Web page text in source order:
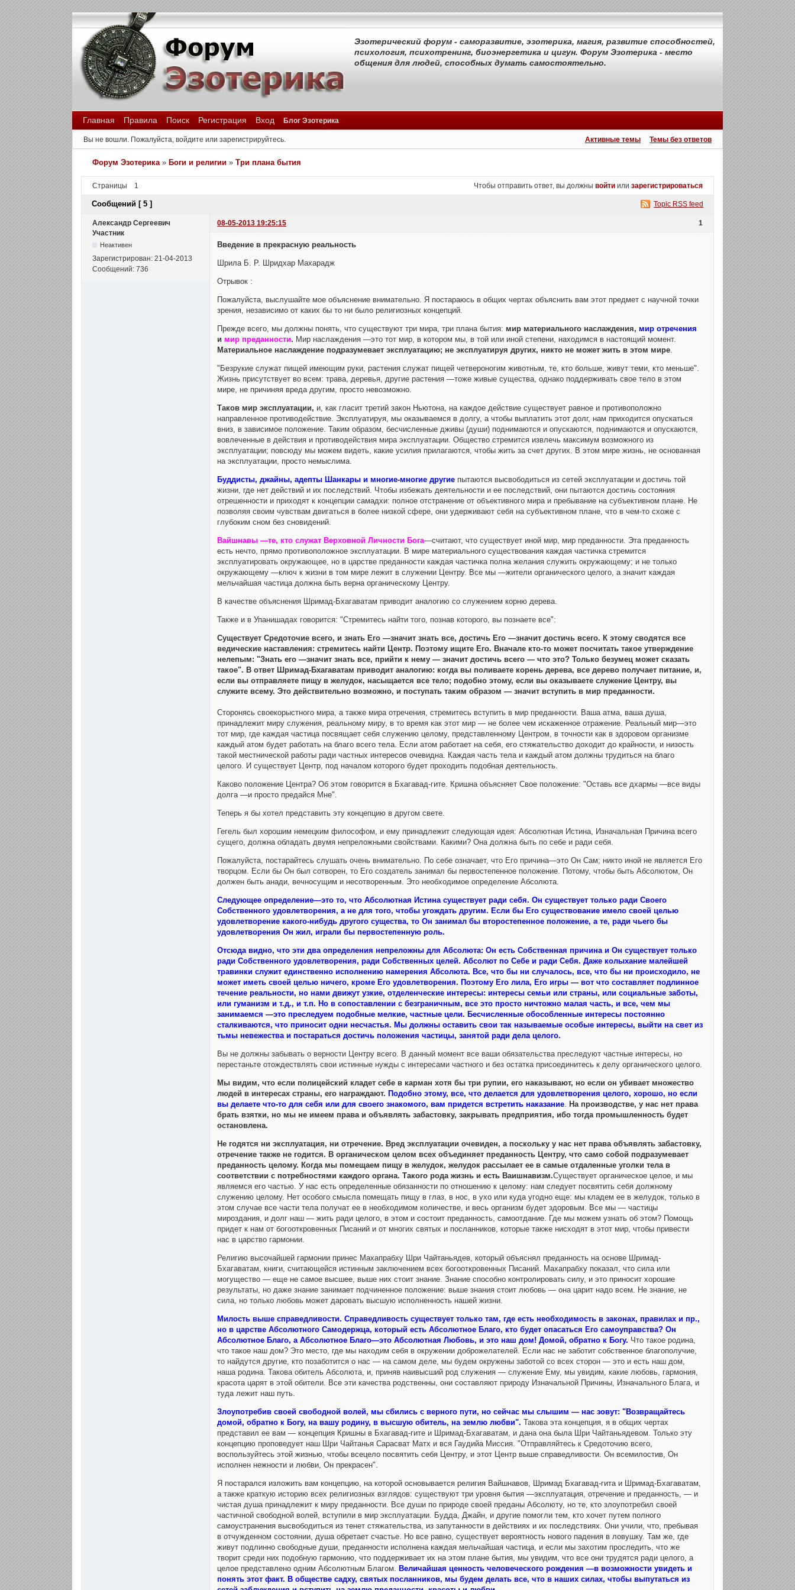
Эзотерический форум - саморазвитие, эзотерика, магия, развитие способностей,
психология, психотренинг, биоэнергетика и цигун. Форум Эзотерика - место
общения для людей, способных думать самостоятельно.
Главная Правила Поиск Регистрация Вход Блог Эзотерика
Вы не вошли. Пожалуйста, войдите или зарегистрируйтесь. Активные темы Темы без ответов
Форум Эзотерика » Боги и религии »Три плана бытия
Страницы 1 Чтобы отправить ответ, вы должны войти или зарегистрироваться
Topic RSS feed
Сообщений [ 5 ]
1
Александр Сергеевич
08-05-2013 19:25:15
Участник
Неактивен
Зарегистрирован: 21-04-2013
Сообщений: 736
Введение в прекрасную реальность
Шрила Б. Р. Шридхар Махарадж
Отрывок :
Пожалуйста, выслушайте мое объяснение внимательно. Я постараюсь в общих чертах объяснить вам этот предмет с научной точки
зрения, независимо от каких бы то ни было религиозных концепций.
Прежде всего, мы должны понять, что существуют три мира, три плана бытия: мир материального наслаждения, мир отречения
и мир преданности. Мир наслаждения —это тот мир, в котором мы, в той или иной степени, находимся в настоящий момент.
Материальное наслаждение подразумевает эксплуатацию; не эксплуатируя других, никто не может жить в этом мире.
"Безрукие служат пищей имеющим руки, растения служат пищей четвероногим животным, те, кто больше, живут теми, кто меньше".
Жизнь присутствует во всем: трава, деревья, другие растения —тоже живые существа, однако поддерживать свое тело в этом
мире, не причиняя вреда другим, просто невозможно.
Таков мир эксплуатации, и, как гласит третий закон Ньютона, на каждое действие существует равное и противоположно
направленное противодействие. Эксплуатируя, мы оказываемся в долгу, а чтобы выплатить этот долг, нам приходится опускаться
вниз, в зависимое положение. Таким образом, бесчисленные дживы (души) поднимаются и опускаются, поднимаются и опускаются,
вовлеченные в действия и противодействия мира эксплуатации. Общество стремится извлечь максимум возможного из
эксплуатации; повсюду мы можем видеть, какие усилия прилагаются, чтобы жить за счет других. В этом мире жизнь, не основанная
на эксплуатации, просто немыслима.
Буддисты, джайны, адепты Шанкары и многие-многие другие пытаются высвободиться из сетей эксплуатации и достичь той
жизни, где нет действий и их последствий. Чтобы избежать деятельности и ее последствий, они пытаются достичь состояния
отрешенности и приходят к концепции самадхи: полное отстранение от объективного мира и пребывание на субъективном плане. Не
позволяя своим чувствам двигаться в более низкой сфере, они удерживают себя на субъективном плане, что в чем-то схоже с
глубоким сном без сновидений.
Вайшнавы —те, кто служат Верховной Личности Бога—считают, что существует иной мир, мир преданности. Эта преданность
есть нечто, прямо противоположное эксплуатации. В мире материального существования каждая частичка стремится
эксплуатировать окружающее, но в царстве преданности каждая частичка полна желания служить окружающему; и не только
окружающему —ключ к жизни в том мире лежит в служении Центру. Все мы —жители органического целого, а значит каждая
мельчайшая частица должна быть верна органическому Центру.
В качестве объяснения Шримад-Бхагаватам приводит аналогию со служением корню дерева.
Также и в Упанишадах говорится: "Стремитесь найти того, познав которого, вы познаете все":
Существует Средоточие всего, и знать Его —значит знать все, достичь Его —значит достичь всего. К этому сводятся все
ведические наставления: стремитесь найти Центр. Поэтому ищите Его. Вначале кто-то может посчитать такое утверждение
нелепым: "Знать его —значит знать все, прийти к нему — значит достичь всего — что это? Только безумец может сказать
такое". В ответ Шримад-Бхагаватам приводит аналогию: когда вы поливаете корень дерева, все дерево получает питание, и,
если вы отправляете пищу в желудок, насыщается все тело; подобно этому, если вы оказываете служение Центру, вы
служите всему. Это действительно возможно, и поступать таким образом — значит вступить в мир преданности.
Сторонясь своекорыстного мира, а также мира отречения, стремитесь вступить в мир преданности. Ваша атма, ваша душа,
принадлежит миру служения, реальному миру, в то время как этот мир — не более чем искаженное отражение. Реальный мир—это
тот мир, где каждая частица посвящает себя служению целому, представленному Центром, в точности как в здоровом организме
каждый атом будет работать на благо всего тела. Если атом работает на себя, его стяжательство доходит до крайности, и низость
такой местнической работы ради частных интересов очевидна. Каждая часть тела и каждый атом должны трудиться на благо
целого. И существует Центр, под началом которого будет проходить подобная деятельность.
Каково положение Центра? Об этом говорится в Бхагавад-гите. Кришна объясняет Свое положение: "Оставь все дхармы —все виды
долга —и просто предайся Мне".
Теперь я бы хотел представить эту концепцию в другом свете.
Гегель был хорошим немецким философом, и ему принадлежит следующая идея: Абсолютная Истина, Изначальная Причина всего
сущего, должна обладать двумя непреложными свойствами. Какими? Она должна быть по себе и ради себя.
Пожалуйста, постарайтесь слушать очень внимательно. По себе означает, что Его причина—это Он Сам; никто иной не является Его
творцом. Если бы Он был сотворен, то Его создатель занимал бы первостепенное положение. Потому, чтобы быть Абсолютом, Он
должен быть анади, вечносущим и несотворенным. Это необходимое определение Абсолюта.
Следующее определение—это то, что Абсолютная Истина существует ради себя. Он существует только ради Своего
Собственного удовлетворения, а не для того, чтобы угождать другим. Если бы Его существование имело своей целью
удовлетворение какого-нибудь другого существа, то Он занимал бы второстепенное положение, а те, ради чьего бы
удовлетворения Он жил, играли бы первостепенную роль.
Отсюда видно, что эти два определения непреложны для Абсолюта: Он есть Собственная причина и Он существует только
ради Собственного удовлетворения, ради Собственных целей. Абсолют по Себе и ради Себя. Даже колыхание малейшей
травинки служит единственно исполнению намерения Абсолюта. Все, что бы ни случалось, все, что бы ни происходило, не
может иметь своей целью ничего, кроме Его удовлетворения. Поэтому Его лила, Его игры — вот что составляет подлинное
течение реальности, но нами движут узкие, отделенческие интересы: интересы семьи или страны, или социальные заботы,
или гуманизм и т.д., и т.п. Но в сопоставлении с безграничным, все это просто ничтожно малая часть, и все, чем мы
занимаемся —это преследуем подобные мелкие, частные цели. Бесчисленные обособленные интересы постоянно
сталкиваются, что приносит одни несчастья. Мы должны оставить свои так называемые особые интересы, выйти на свет из
тьмы невежества и постараться достичь положения частицы, занятой ради дела целого.
Вы не должны забывать о верности Центру всего. В данный момент все ваши обязательства преследуют частные интересы, но
перестаньте отождествлять свои истинные нужды с интересами частного и без остатка присоединитесь к делу органического целого.
Мы видим, что если полицейский кладет себе в карман хотя бы три рупии, его наказывают, но если он убивает множество
людей в интересах страны, его награждают. Подобно этому, все, что делается для удовлетворения целого, хорошо, но если
вы делаете что-то для себя или для своего знакомого, вам придется встретить наказание. На производстве, у нас нет права
брать взятки, но мы не имеем права и объявлять забастовку, закрывать предприятия, ибо тогда промышленность будет
остановлена.
Не годятся ни эксплуатация, ни отречение. Вред эксплуатации очевиден, а поскольку у нас нет права объявлять забастовку,
отречение также не годится. В органическом целом всех объединяет преданность Центру, что само собой подразумевает
преданность целому. Когда мы помещаем пищу в желудок, желудок рассылает ее в самые отдаленные уголки тела в
соответствии с потребностями каждого органа. Такого рода жизнь и есть Ваишнавизм.Существует органическое целое, и мы
являемся его частью. У нас есть определенные обязанности по отношению к целому: нам следует посвятить себя должному
служению целому. Нет особого смысла помещать пищу в глаз, в нос, в ухо или куда угодно еще: мы кладем ее в желудок, только в
этом случае все части тела получат ее в необходимом количестве, и весь организм будет здоровым. Все мы — частицы
мироздания, и долг наш — жить ради целого, в этом и состоит преданность, самоотдание. Где мы можем узнать об этом? Помощь
придет к нам от богооткровенных Писаний и от многих святых и посланников, которые также нисходят в этот мир, чтобы привести
нас в царство гармонии.
Религию высочайшей гармонии принес Махапрабху Шри Чайтаньядев, который объяснял преданность на основе Шримад-
Бхагаватам, книги, считающейся истинным заключением всех богооткровенных Писаний. Махапрабху показал, что сила или
могущество — еще не самое высшее, выше них стоит знание. Знание способно контролировать силу, и это приносит хорошие
результаты, но даже знание занимает подчиненное положение: выше знания стоит любовь — она царит надо всем. Не знание, не
сила, но только любовь может даровать высшую исполненность нашей жизни.
Милость выше справедливости. Справедливость существует только там, где есть необходимость в законах, правилах и пр.,
но в царстве Абсолютного Самодержца, который есть Абсолютное Благо, кто будет опасаться Его самоуправства? Он
Абсолютное Благо, а Абсолютное Благо—это Абсолютная Любовь, и это наш дом! Домой, обратно к Богу. Что такое родина,
что такое наш дом? Это место, где мы находим себя в окружении доброжелателей. Если нас не заботит собственное благополучие,
то найдутся другие, кто позаботится о нас — на самом деле, мы будем окружены заботой со всех сторон — это и есть наш дом,
наша родина. Такова обитель Абсолюта, и, приняв наивысший род служения — служение Ему, мы увидим, какие любовь, гармония,
красота царят в этой обители. Все эти качества родственны, они составляют природу Изначальной Причины, Изначального Блага, и
туда лежит наш путь.
Злоупотребив своей свободной волей, мы сбились с верного пути, но сейчас мы слышим — нас зовут: "Возвращайтесь
домой, обратно к Богу, на вашу родину, в высшую обитель, на землю любви". Такова эта концепция, я в общих чертах
представил ее вам — концепция Кришны в Бхагавад-гите и Шримад-Бхагаватам, и дана она была Шри Чайтаньядевом. Только эту
концепцию проповедует наш Шри Чайтанья Сарасват Матх и вся Гаудийа Миссия. "Отправляйтесь к Средоточию всего,
воспользуйтесь этой жизнью, чтобы всецело посвятить себя Центру, и этот Центр выше справедливости. Он всемилостив, Он
исполнен нежности и любви, Он прекрасен".
Я постарался изложить вам концепцию, на которой основывается религия Вайшнавов, Шримад Бхагавад-гита и Шримад-Бхагаватам,
а также краткую историю всех религиозных взглядов: существуют три уровня бытия —эксплуатация, отречение и преданность, — и
чистая душа принадлежит к миру преданности. Все души по природе своей преданы Абсолюту, но те, кто злоупотребил своей
частичной свободной волей, вступили в мир эксплуатации. Будда, Джайн, и другие помогли тем, кто хочет путем полного
самоустранения высвободиться из тенет стяжательства, из запутанности в действиях и их последствиях. Они учили, что, пребывая
в отчужденном состоянии, душа обретает счастье. Но все равно, существует вероятность нового падения в ловушку. Там же, где
живут подлинно свободные души, преданности исполнена каждая мельчайшая частица, и если мы захотим проследить, что же
творит среди них подобную гармонию, что поддерживает их на этом плане бытия, мы увидим, что все они трудятся ради целого, а
целое представлено одним Абсолютным Благом. Величайшая ценность человеческого рождения —в возможности увидеть и
понять этот факт. В обществе садху, святых посланников, мы будем делать все, что в наших силах, чтобы выпутаться из